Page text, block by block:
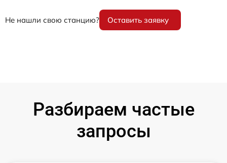
Не нашли свою станцию? Оставить заявку
Разбираем частые
запросы